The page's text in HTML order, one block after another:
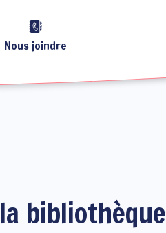
Nous joindre
bibliothèque